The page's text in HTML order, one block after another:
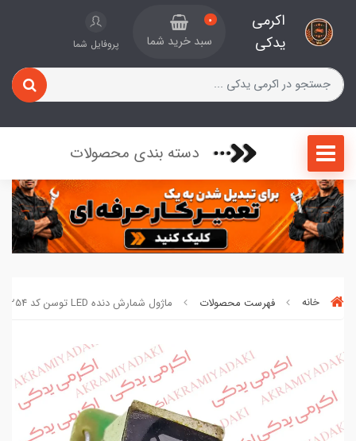
اکرمی
یدکی
0
سبد خرید شما پروفایل شما
دسته بندی محصولات
خانه فهرست محصولات ماژول شمارش دنده LED توسن کد 40832254